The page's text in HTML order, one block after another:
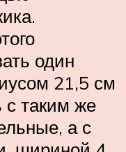
один
21,5 см
таким же
а с